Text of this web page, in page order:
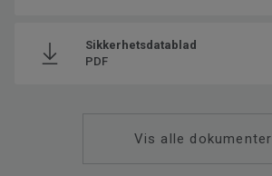
Sikkerhetsdatablad
PDF
Vis alle dokumenter